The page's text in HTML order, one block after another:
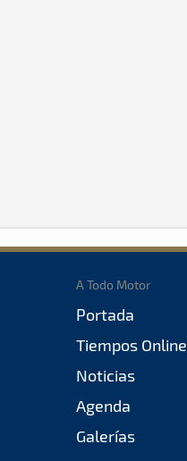
A Todo Motor
Portada
Tiempos Online
Noticias
Agenda
Galerías